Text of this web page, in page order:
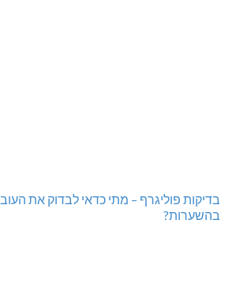
בדיקות פוליגרף – מתי כדאי לבדוק את
בהשערות?